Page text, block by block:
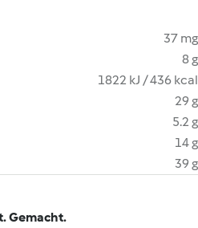
37 mg
8 g
1822 kJ / 436 kcal
29 g
5.2 g
14 g
39 g
Gemacht.